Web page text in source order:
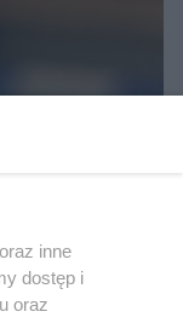
inne
dostęp i
oraz